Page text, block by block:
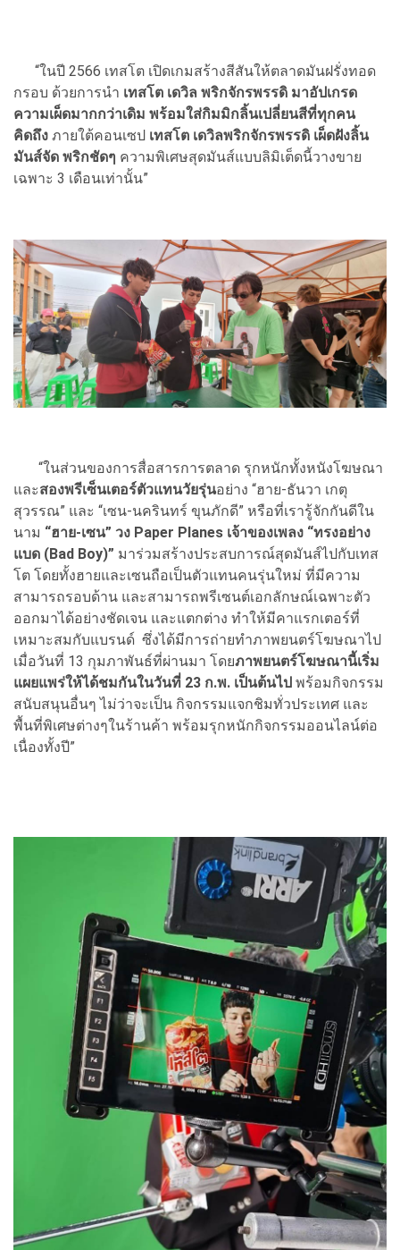
“ในปี 2566 เทสโต เปิดเกมสร้างสีสันให้ตลาดมันฝรั่งทอด
กรอบ ด้วยการนำ เทสโต เดวิล พริกจักรพรรดิ มาอัปเกรด
ความเผ็ดมากกว่าเดิม พร้อมใส่กิมมิกลิ้นเปลี่ยนสีที่ทุกคน
คิดถึง ภายใต้คอนเซป เทสโต เดวิลพริกจักรพรรดิ เผ็ดฝังลิ้น
มันส์จัด พริกชัดๆ ความพิเศษสุดมันส์แบบลิมิเต็ดนี้วางขาย
เฉพาะ 3 เดือนเท่านั้น”
“ในส่วนของการสื่อสารการตลาด รุกหนักทั้งหนังโฆษณา
และสองพรีเซ็นเตอร์ตัวแทนวัยรุ่นอย่าง “ฮาย-ธันวา เกตุ
สุวรรณ” และ “เซน-นครินทร์ ขุนภักดี” หรือที่เรารู้จักกันดีใน
นาม “ฮาย-เซน” วง Paper Planes เจ้าของเพลง “ทรงอย่าง
แบด (Bad Boy)” มาร่วมสร้างประสบการณ์สุดมันส์ไปกับเทส
โต โดยทั้งฮายและเซนถือเป็นตัวแทนคนรุ่นใหม่ ที่มีความ
สามารถรอบด้าน และสามารถพรีเซนต์เอกลักษณ์เฉพาะตัว
ออกมาได้อย่างชัดเจน และแตกต่าง ทำให้มีคาแรกเตอร์ที่
เหมาะสมกับแบรนด์ ซึ่งได้มีการถ่ายทำภาพยนตร์โฆษณาไป
เมื่อวันที่ 13 กุมภาพันธ์ที่ผ่านมา โดยภาพยนตร์โฆษณานี้เริ่ม
แผยแพร่ให้ได้ชมกันในวันที่ 23 ก.พ. เป็นต้นไป พร้อมกิจกรรม
สนับสนุนอื่นๆ ไม่ว่าจะเป็น กิจกรรมแจกชิมทั่วประเทศ และ
พื้นที่พิเศษต่างๆในร้านค้า พร้อมรุกหนักกิจกรรมออนไลน์ต่อ
เนื่องทั้งปี”